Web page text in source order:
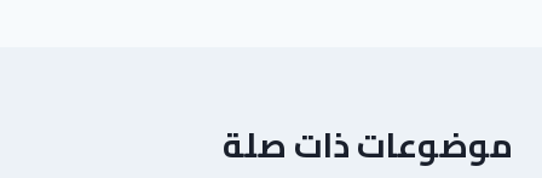
موضوعات ذات صلة